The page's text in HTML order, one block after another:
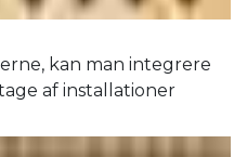
kan man integrere
af installationer